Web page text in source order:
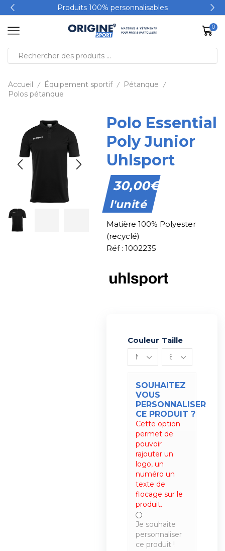
Produits 100% personnalisables
0
Accueil / Équipement sportif / Pétanque /
Polos pétanque
Polo Essential
Poly Junior
Uhlsport
30,00€
l'unité
Matière 100% Polyester
(recyclé)
Réf : 1002235
Couleur Taille
SOUHAITEZ
VOUS
PERSONNALISER
CE PRODUIT ?
Cette option
permet de
pouvoir
rajouter un
logo, un
numéro un
texte de
flocage sur le
produit.
Je souhaite
personnaliser
ce produit !
Alternative: